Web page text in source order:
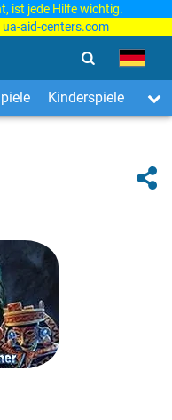
ist jede Hilfe wichtig.
ua-aid-centers.com
Kinderspiele 3-